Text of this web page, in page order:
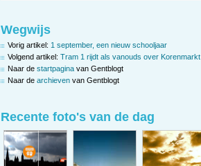
Wegwijs
Vorig artikel: 1 september, een nieuw schooljaar
Volgend artikel: Tram 1 rijdt als vanouds over Korenmarkt
Naar de startpagina van Gentblogt
Naar de archieven van Gentblogt
Recente foto's van de dag